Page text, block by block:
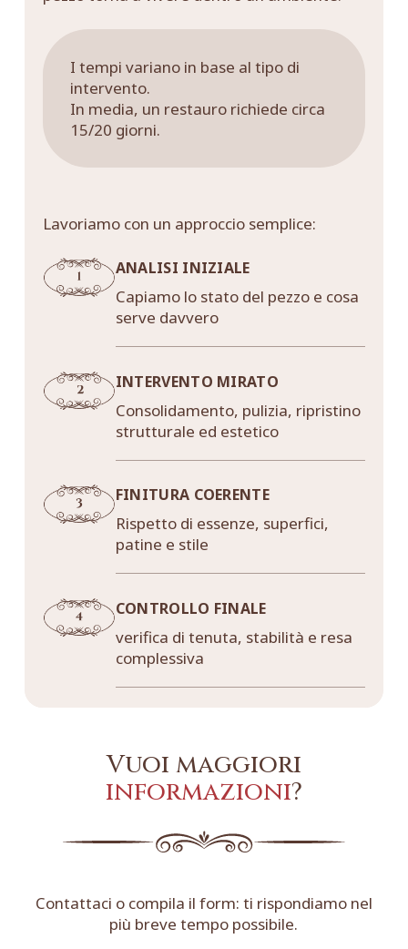
I tempi variano in base al tipo di
intervento.
In media, un restauro richiede circa
15/20 giorni.
Lavoriamo con un approccio semplice:
ANALISI INIZIALE
Capiamo lo stato del pezzo e cosa
serve davvero
INTERVENTO MIRATO
Consolidamento, pulizia, ripristino
strutturale ed estetico
FINITURA COERENTE
Rispetto di essenze, superfici,
patine e stile
CONTROLLO FINALE
verifica di tenuta, stabilità e resa
complessiva
Vuoi maggiori
informazioni?
Contattaci o compila il form: ti rispondiamo nel
più breve tempo possibile.